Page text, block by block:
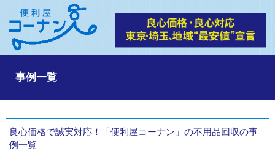
事例一覧
良心価格で誠実対応！「便利屋コーナン」の不用品回収の事
例一覧